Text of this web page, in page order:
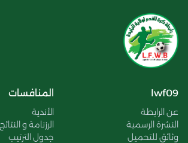
lwf09
عن الرابطة
النشرة الرسمية
وثائق للتحميل
المنافسات
الأندية
الرزنامة و النتائج
جدول الترتيب